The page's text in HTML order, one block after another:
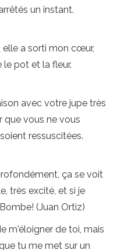
un instant.
elle a sorti mon cœur,
le pot et la fleur.
avec votre jupe très
que vous ne vous
ressuscitées.
ça se voit
très excité, et si je
(Juan Ortiz)
m'éloigner de toi, mais
tu me met sur un